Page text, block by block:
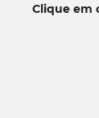
Clique em